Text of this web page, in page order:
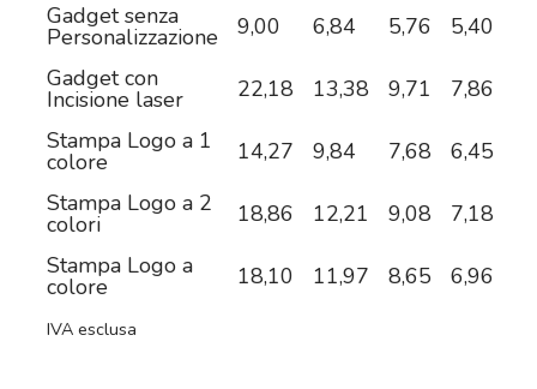
Gadget senza
Personalizzazione 9,00 6,84 5,76 5,40
Gadget con
Incisione laser 22,18 13,38 9,71 7,86
Stampa Logo a 1
colore 14,27 9,84 7,68 6,45
Stampa Logo a 2
colori 18,86 12,21 9,08 7,18
Stampa Logo a
colore 18,10 11,97 8,65 6,96
IVA esclusa